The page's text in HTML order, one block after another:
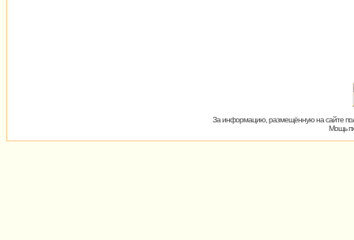
За информацию, размещённую на сайте
Мощь